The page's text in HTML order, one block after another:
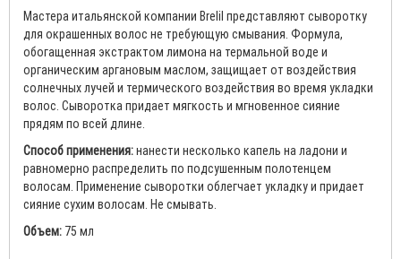
Мастера итальянской компании Brelil представляют сыворотку
для окрашенных волос не требующую смывания. Формула,
обогащенная экстрактом лимона на термальной воде и
органическим аргановым маслом, защищает от воздействия
солнечных лучей и термического воздействия во время укладки
волос. Сыворотка придает мягкость и мгновенное сияние
прядям по всей длине.
Способ применения:нанести несколько капель на ладони и
равномерно распределить по подсушенным полотенцем
волосам. Применение сыворотки облегчает укладку и придает
сияние сухим волосам. Не смывать.
Объем: 75 мл